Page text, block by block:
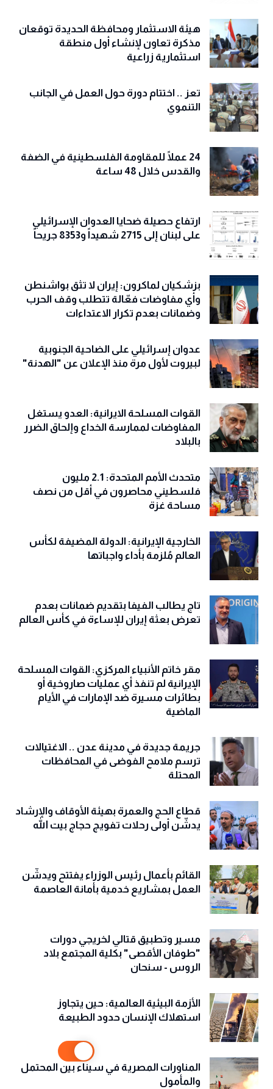
هيئة الاستثمار ومحافظة الحديدة توقعان
مذكرة تعاون لإنشاء أول منطقة
استثمارية زراعية
تعز .. اختتام دورة حول العمل في الجانب
التنموي
24 عملًا للمقاومة الفلسطينية في الضفة
والقدس خلال 48 ساعة
ارتفاع حصيلة ضحايا العدوان الإسرائيلي
على لبنان إلى 2715 شهيداً و8353 جريحاً
بزشكيان لماكرون: إيران لا تثق بواشنطن
وأي مفاوضات فعّالة تتطلب وقف الحرب
وضمانات بعدم تكرار الاعتداءات
عدوان إسرائيلي على الضاحية الجنوبية
لبيروت لأول مرة منذ الإعلان عن "الهدنة"
القوات المسلحة الايرانية: العدو يستغل
المفاوضات لممارسة الخداع وإلحاق الضرر
بالبلاد
متحدث الأمم المتحدة: 2.1 مليون
فلسطيني محاصرون في أقل من نصف
مساحة غزة
الخارجية الإيرانية: الدولة المضيفة لكأس
العالم مُلزمة بأداء واجباتها
تاج يطالب الفيفا بتقديم ضمانات بعدم
تعرض بعثة إيران للإساءة في كأس العالم
مقر خاتم الأنبياء المركزي: القوات المسلحة
الإيرانية لم تنفذ أي عمليات صاروخية أو
بطائرات مسيرة ضد الإمارات في الأيام
الماضية
جريمة جديدة في مدينة عدن .. الاغتيالات
ترسم ملامح الفوضى في المحافظات
المحتلة
قطاع الحج والعمرة بهيئة الأوقاف والإرشاد
يدشّن أولى رحلات تفويج حجاج بيت الله
القائم بأعمال رئيس الوزراء يفتتح ويدشّن
العمل بمشاريع خدمية بأمانة العاصمة
مسير وتطبيق قتالي لخريجي دورات
"طوفان الأقصى" بكلية المجتمع بلاد
الروس - سنحان
الأزمة البيئية العالمية: حين يتجاوز
استهلاك الإنسان حدود الطبيعة
المناورات المصرية في سيناء بين المحتمل
والمأمول